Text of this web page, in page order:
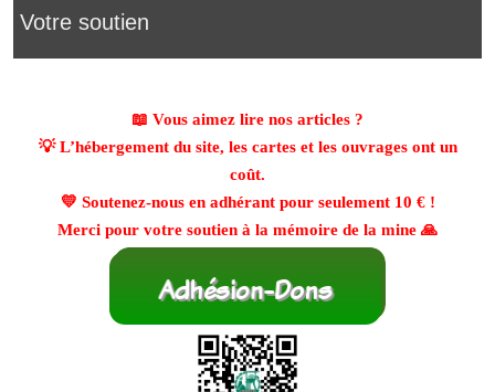
Votre soutien
📖 Vous aimez lire nos articles ?
💡 L’hébergement du site, les cartes et les ouvrages ont un
coût.
💛 Soutenez-nous en adhérant pour seulement 10 €!
Merci pour votre soutien à la mémoire de la mine 🙏